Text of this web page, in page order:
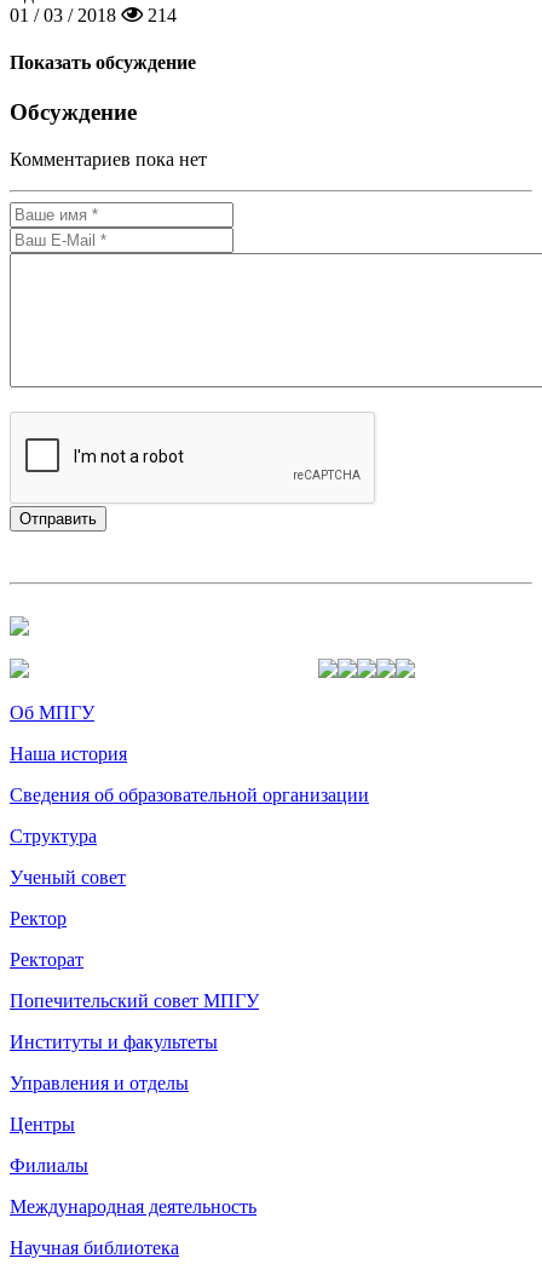
01 / 03 / 2018
214
Показать обсуждение
Обсуждение
Комментариев пока нет
Об МПГУ
Наша история
Сведения об образовательной организации
Структура
Ученый совет
Ректор
Ректорат
Попечительский совет МПГУ
Институты и факультеты
Управления и отделы
Центры
Филиалы
Международная деятельность
Научная библиотека